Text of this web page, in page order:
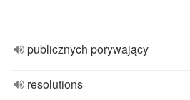
publicznych porywający
resolutions